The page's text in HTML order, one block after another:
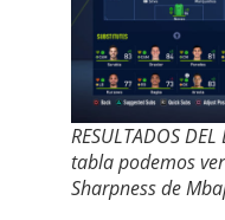
RESULTADOS
tabla podemos
Sharpness de